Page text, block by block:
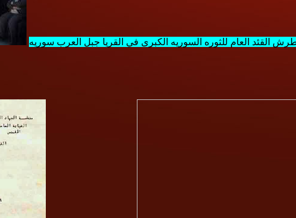
القئد العام للثوره السوريه الكبرى في القريا جبل العرب سوريه